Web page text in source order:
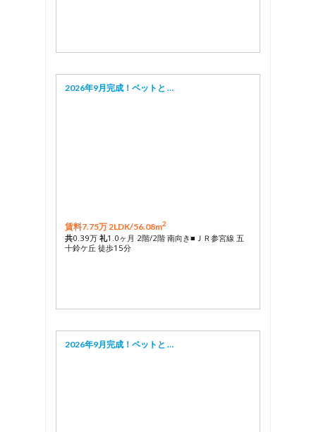
2026年9月完成！ペットと …
賃料7.75万 2LDK/56.08m2
共0.39万 礼1.0ヶ月 2階/2階 南向き■ＪＲ参宮線 五
十鈴ケ丘 徒歩15分
2026年9月完成！ペットと …